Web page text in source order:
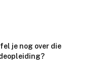
je nog over die